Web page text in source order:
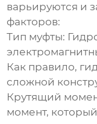
варьируются и
факторов:
Тип муфты:
Как правило,
сложной
Крутящий
момент,